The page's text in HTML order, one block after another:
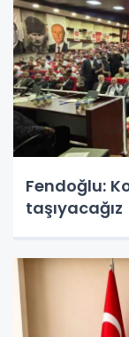
Fendoğlu:
taşıyacağız